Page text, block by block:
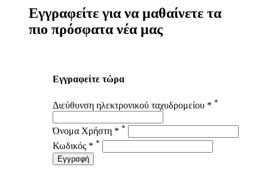
Εγγραφείτε για να μαθαίνετε τα
πιο πρόσφατα νέα μας
Εγγραφείτε τώρα
Διεύθυνση ηλεκτρονικού ταχυδρομείου * *
Όνομα Χρήστη * *
Κωδικός * *
Εγγραφή